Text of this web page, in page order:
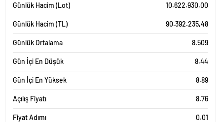
Günlük Hacim (Lot) 10.622.930,00
Günlük Hacim (TL) 90.392.235,48
Günlük Ortalama 8.509
Gün İçi En Düşük 8.44
Gün İçi En Yüksek 8.89
Açılış Fiyatı 8.76
Fiyat Adımı 0.01